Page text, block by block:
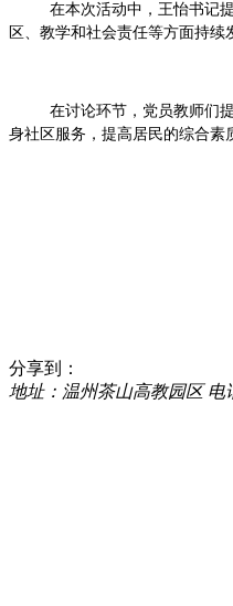
在本次活动中，王怡书记
区、教学和社会责任等方面持续
在讨论环节，党员教师们
身社区服务，提高居民的综合素
分享到：
地址：温州茶山高教园区 电